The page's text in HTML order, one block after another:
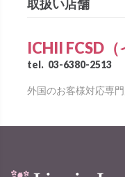
取扱い店舗
ICHII FCSD（
tel. 03-6380-2513
外国のお客様対応専